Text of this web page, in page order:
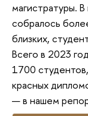
магистратуры.
собралось
близких,
Всего в 2023
1700
красных
— в нашем